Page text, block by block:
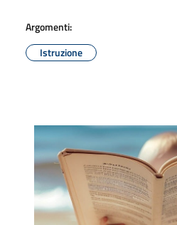
Argomenti:
Istruzione